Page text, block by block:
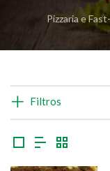
Pizzaria e
Filtros